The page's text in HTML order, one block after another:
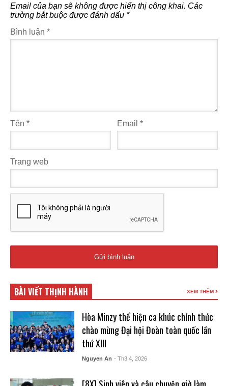
Email của bạn sẽ không được hiển thị công khai. Các
trường bắt buộc được đánh dấu *
Bình luận *
Tên * Email*
Trang web
BÀI VIẾT THỊNH HÀNH XEM THÊM
Hòa Minzy thể hiện ca khúc chính thức
chào mừng Đại hội Đoàn toàn quốc lần
thứ XIII
Nguyen An - Th3 4, 2026